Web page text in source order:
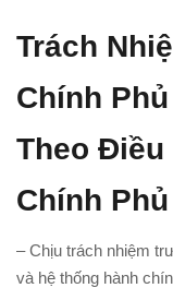
Trách
Chính
Theo Điều
Chính Phủ
– Chịu trách nhiệm
và hệ thống hành